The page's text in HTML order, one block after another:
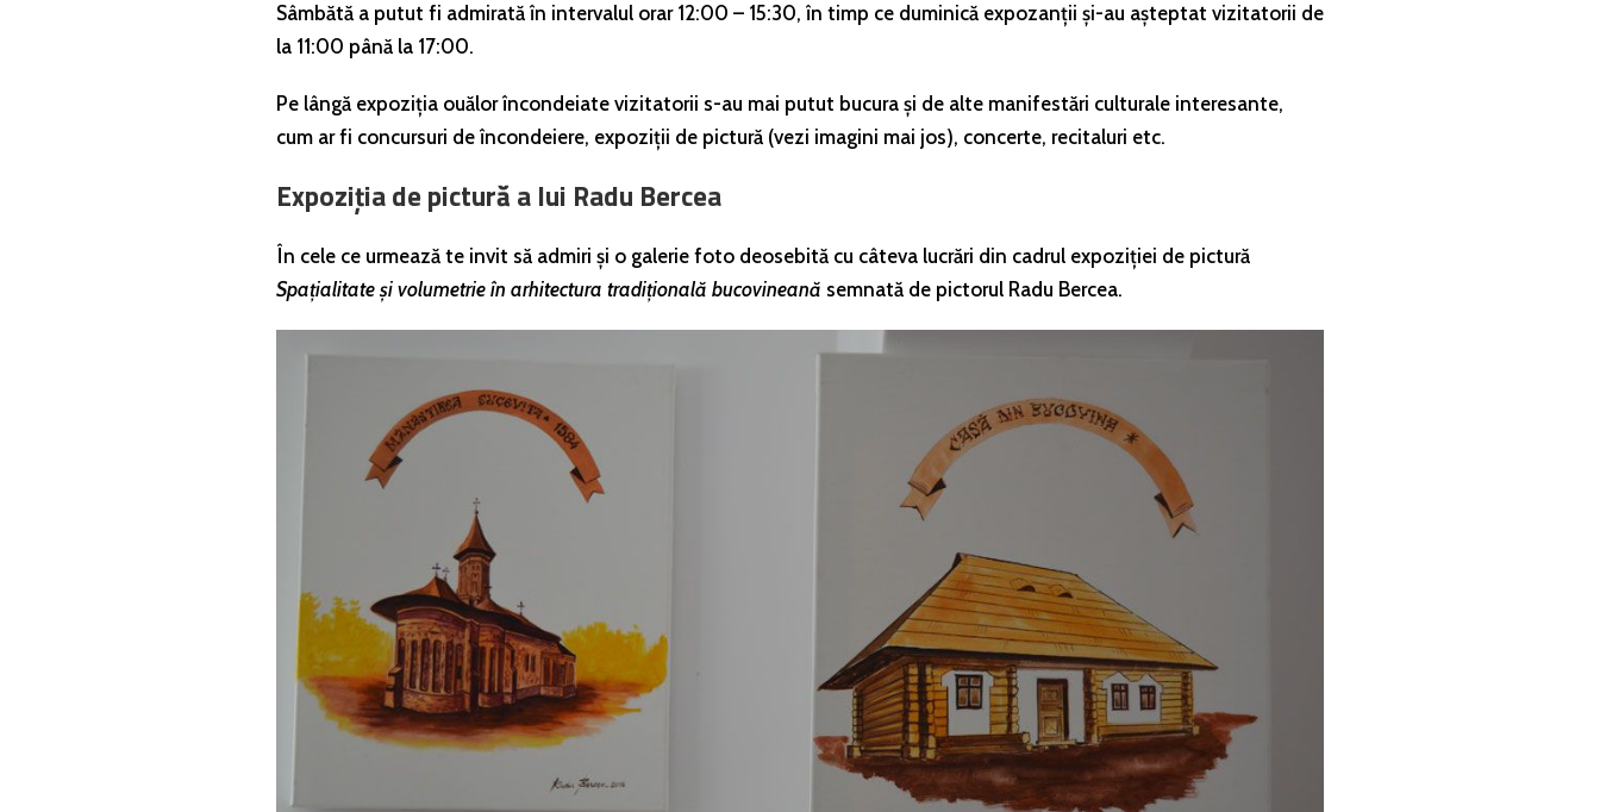
Sâmbătă a putut fi admirată în intervalul orar 12:00 – 15:30, în timp ce duminică expozanții și-au așteptat vizitatorii de
la 11:00 până la 17:00.
Pe lângă expoziția ouălor încondeiate vizitatorii s-au mai putut bucura și de alte manifestări culturale interesante,
cum ar fi concursuri de încondeiere, expoziții de pictură (vezi imagini mai jos), concerte, recitaluri etc.
Expoziția de pictură a lui Radu Bercea
În cele ce urmează te invit să admiri și o galerie foto deosebită cu câteva lucrări din cadrul expoziției de pictură
Spațialitate și volumetrie în arhitectura tradițională bucovineană semnată de pictorul Radu Bercea.